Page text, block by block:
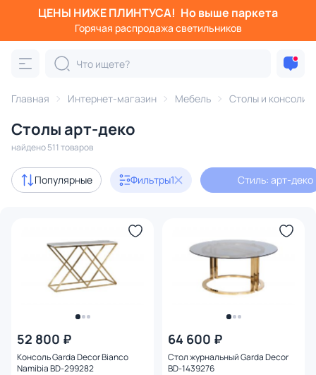
ЦЕНЫ НИЖЕ ПЛИНТУСА! Но выше паркета
Горячая распродажа светильников
Главная Интернет-магазин Мебель Столы и консоли
Столы арт-деко
найдено 511 товаров
Популярные Фильтры1 Стиль: арт-деко
52 800 ₽
Консоль Garda Decor Bianco
Namibia BD-299282
64 600 ₽
Стол журнальный Garda Decor
BD-1439276
Фильтры
Категория:
журнальные кухонные
Акции 51
В наличии 302
Доставка
От До